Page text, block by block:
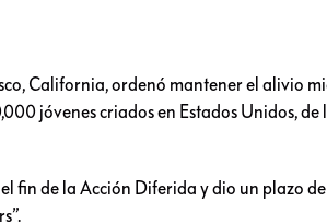
California, ordenó mantener el alivio
jóvenes criados en Estados Unidos, de
fin de la Acción Diferida y dio un plazo de